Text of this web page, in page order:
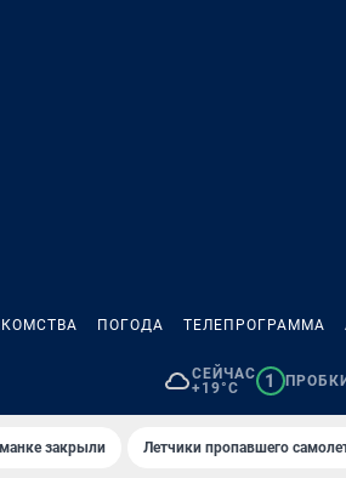
ПОГОДА ТЕЛЕПРОГРАММА
СЕЙЧАС
+19°C
1 ПРОБКИ
закрыли Летчики пропавшего